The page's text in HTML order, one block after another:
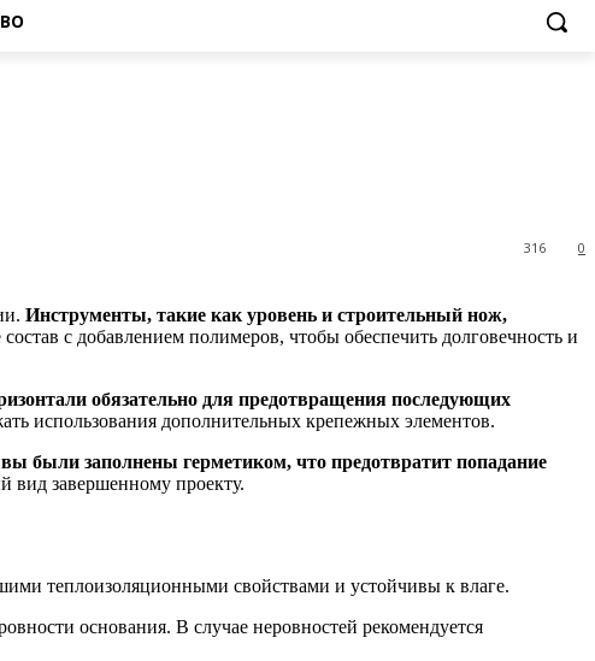
0
316
Инструменты, такие как уровень и строительный нож,
с добавлением полимеров, чтобы обеспечить долговечность и
обязательно для предотвращения последующих
использования дополнительных крепежных элементов.
были заполнены герметиком, что предотвратит попадание
вид завершенному проекту.
теплоизоляционными свойствами и устойчивы к влаге.
основания. В случае неровностей рекомендуется